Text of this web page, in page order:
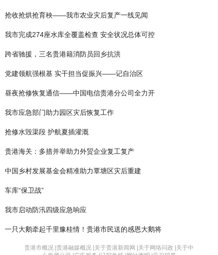
抢收抢烘抢育秧——我市农业灾后复产一线见闻
我市完成274座水库全覆盖检查 安全状况总体可控
跨省驰援，三名贵港籍消防员回乡抗洪
党建领航强根基 实干担当促振兴——记自治区
昼夜抢修恢复通信——中国电信贵港分公司全力开
我市应急部门助力园区灾后恢复工作
抢修水毁渠段 护航夏插灌溉
贵港海关：多措并举助力外贸企业复工复产
中国乡村发展基金会精准助力覃塘区灾后重建
车库“保卫战”
我市启动防汛四级应急响应
一只大鹅牵起千里豫桂情！贵港市民送的感恩大鹅将
贵港市概况 | 贵港融媒概况 | 关于贵港新闻网 | 关于网络问政 | 关于中